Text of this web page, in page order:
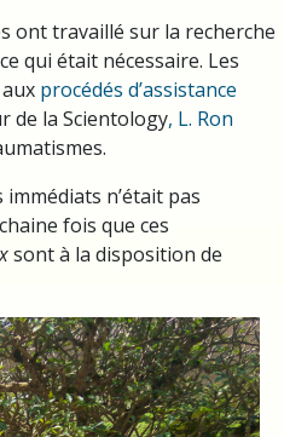
ont travaillé sur la recherche
qui était nécessaire. Les
procédés d’assistance
de la Scientology, L. Ron
n’était pas
fois que ces
sont à la disposition de